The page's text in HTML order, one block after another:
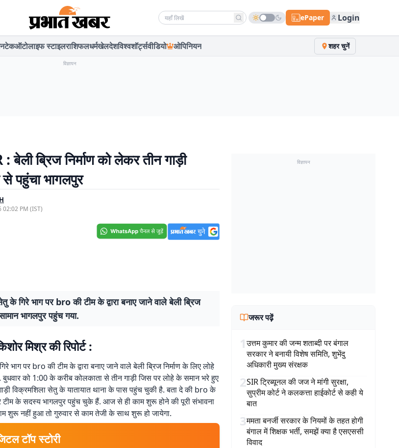
Search news ePaper Login
टेकऑटोलाइफ स्टाइलराशिफलधर्मखेलदेशविश्वशॉर्ट्सवीडियो ओपिनियन शहर चुनें
विज्ञापन
ब्रिज निर्माण को लेकर तीन गाड़ी
पहुंचा भागलपुर
02:02 PM (IST)
के गिरे भाग पर bro की टीम के द्वारा बनाए जाने वाले बेली ब्रिज
भागलपुर पहुंच गया.
मिश्र की रिपोर्ट :
भाग पर bro की टीम के द्वारा बनाए जाने वाले बेली ब्रिज निर्माण के लिए लोहे
बुधवार को 1:00 के करीब कोलकाता से तीन गाड़ी जिस पर लोहे के समान भरे हुए
विक्रमशिला सेतु के यातायात थाना के पास पहुंच चुकी है. बता दे की bro के
के सदस्य भागलपुर पहुंच चुके हैं. आज से ही काम शुरू होने की पूरी संभावना
शुरू नहीं हुआ तो गुरुवार से काम तेजी के साथ शुरू हो जायेगा.
टॉप स्टोरी
विज्ञापन
जरूर पढ़ें
1उत्तम कुमार की जन्म शताब्दी पर बंगाल
सरकार ने बनायी विशेष समिति, शुभेंदु
अधिकारी मुख्य संरक्षक
2SIR ट्रिब्यूनल की जज ने मांगी सुरक्षा,
सुप्रीम कोर्ट ने कलकत्ता हाईकोर्ट से कही ये
बात
3ममता बनर्जी सरकार के नियमों के तहत होगी
बंगाल में शिक्षक भर्ती, समझें क्या है एसएससी
विवाद